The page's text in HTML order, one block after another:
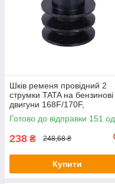
Шків ременя провідний 2
струмки TATA на бензинові
двигуни 168F/170F,
посадковий діаметр 20 мм
Готово до відправки 151 од.
238 ₴ 248,68 ₴
Купити